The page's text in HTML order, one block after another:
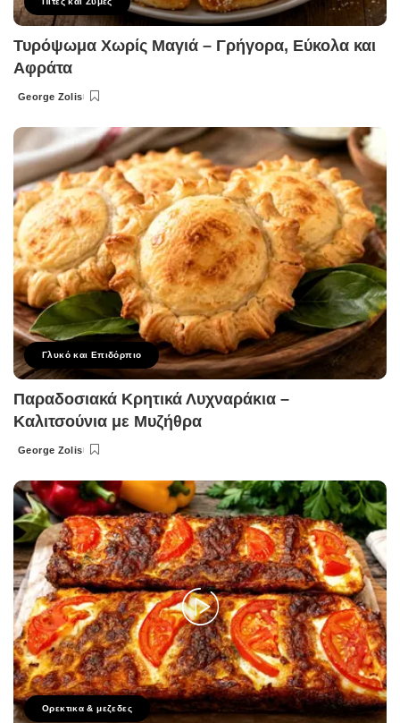
Τυρόψωμα Χωρίς Μαγιά – Γρήγορα, Εύκολα και
Αφράτα
Posted
George Zolis
Γλυκό και Επιδόρπιο
Παραδοσιακά Κρητικά Λυχναράκια –
Καλιτσούνια με Μυζήθρα
Posted
George Zolis
Ορεκτικα & μεζεδες